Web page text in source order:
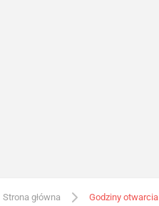
Strona główna Godziny otwarcia